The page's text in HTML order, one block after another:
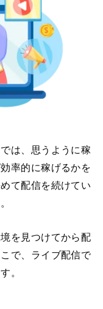
は、思うように稼
率的に稼げるかを
て配信を続けてい
を見つけてから配
で、ライブ配信で
。